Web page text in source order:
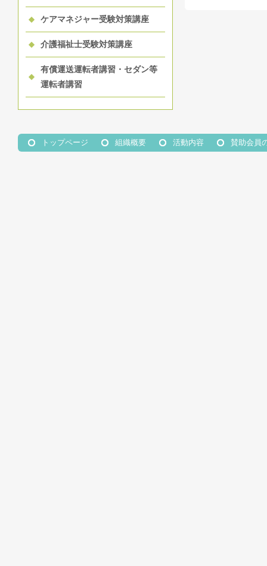
ケアマネジャー受験対策講座
介護福祉士受験対策講座
有償運送運転者講習・セダン等
運転者講習
トップページ 組織概要 活動内容 賛助会員